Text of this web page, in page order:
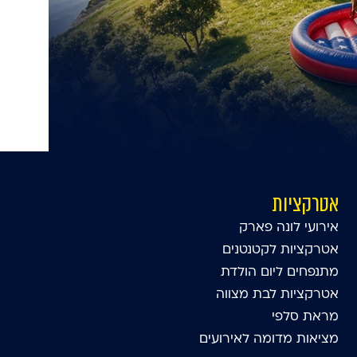
אטרקציות
אירועי לונה פארק
אטרקציות לקטנטנים
מתנפחים ליום הולדת
אטרקציות לבת מצווה
מראת סלפי
מציאות מדומה לאירועים